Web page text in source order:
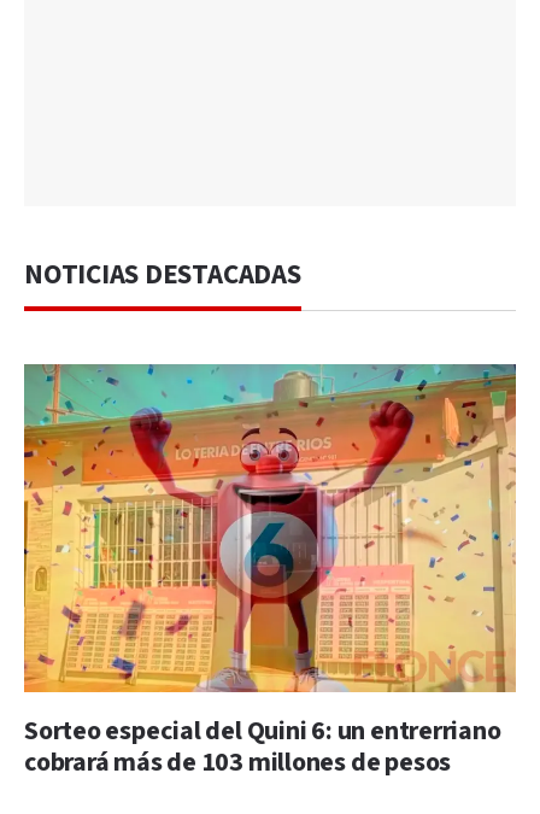
NOTICIAS DESTACADAS
Sorteo especial del Quini 6: un entrerriano
cobrará más de 103 millones de pesos